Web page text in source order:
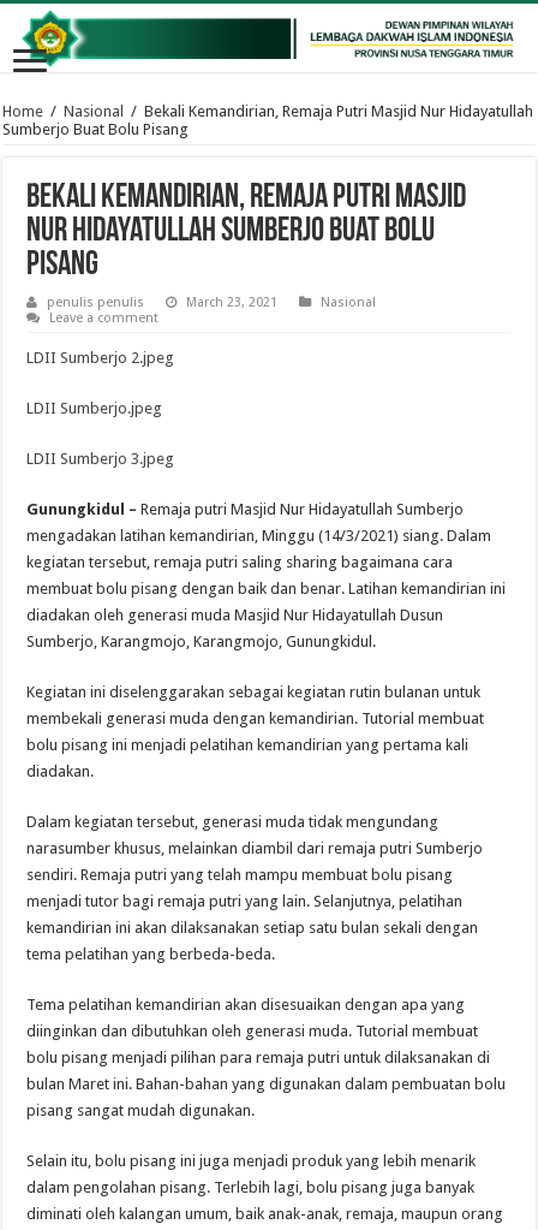
Home / Nasional / Bekali Kemandirian, Remaja Putri Masjid Nur Hidayatullah
Sumberjo Buat Bolu Pisang
Bekali Kemandirian, Remaja Putri Masjid
Nur Hidayatullah Sumberjo Buat Bolu
Pisang
penulis penulis March 23, 2021
Nasional
Leave a comment
LDII Sumberjo 2.jpeg
LDII Sumberjo.jpeg
LDII Sumberjo 3.jpeg
Gunungkidul – Remaja putri Masjid Nur Hidayatullah Sumberjo
mengadakan latihan kemandirian, Minggu (14/3/2021) siang. Dalam
kegiatan tersebut, remaja putri saling sharing bagaimana cara
membuat bolu pisang dengan baik dan benar. Latihan kemandirian ini
diadakan oleh generasi muda Masjid Nur Hidayatullah Dusun
Sumberjo, Karangmojo, Karangmojo, Gunungkidul.
Kegiatan ini diselenggarakan sebagai kegiatan rutin bulanan untuk
membekali generasi muda dengan kemandirian. Tutorial membuat
bolu pisang ini menjadi pelatihan kemandirian yang pertama kali
diadakan.
Dalam kegiatan tersebut, generasi muda tidak mengundang
narasumber khusus, melainkan diambil dari remaja putri Sumberjo
sendiri. Remaja putri yang telah mampu membuat bolu pisang
menjadi tutor bagi remaja putri yang lain. Selanjutnya, pelatihan
kemandirian ini akan dilaksanakan setiap satu bulan sekali dengan
tema pelatihan yang berbeda-beda.
Tema pelatihan kemandirian akan disesuaikan dengan apa yang
diinginkan dan dibutuhkan oleh generasi muda. Tutorial membuat
bolu pisang menjadi pilihan para remaja putri untuk dilaksanakan di
bulan Maret ini. Bahan-bahan yang digunakan dalam pembuatan bolu
pisang sangat mudah digunakan.
Selain itu, bolu pisang ini juga menjadi produk yang lebih menarik
dalam pengolahan pisang. Terlebih lagi, bolu pisang juga banyak
diminati oleh kalangan umum, baik anak-anak, remaja, maupun orang